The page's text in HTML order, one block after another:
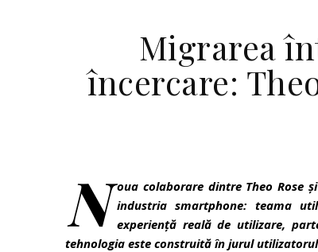
Migrarea
încercare:
N oua colaborare dintre Theo Rose
industria smartphone: teama
experiență reală de utilizare,
tehnologia este construită în jurul